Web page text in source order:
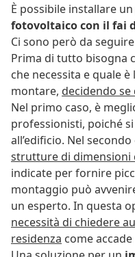
È possibile installare un
fotovoltaico con il fai
Ci sono però da
Prima di tutto bisogna
che necessita e quale
montare, decidendo
Nel primo caso, è
professionisti, poiché
all’edificio. Nel
strutture di dimensioni
indicate per fornire
montaggio può
un esperto. In questa
necessità di chiedere
residenza come